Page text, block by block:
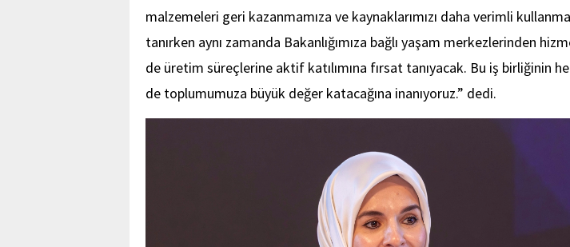
malzemeleri geri kazanmamıza ve kaynaklarımızı daha verimli
tanırken aynı zamanda Bakanlığımıza bağlı yaşam merkezlerinden
de üretim süreçlerine aktif katılımına fırsat tanıyacak. Bu iş birliğinin
de toplumumuza büyük değer katacağına inanıyoruz.” dedi.